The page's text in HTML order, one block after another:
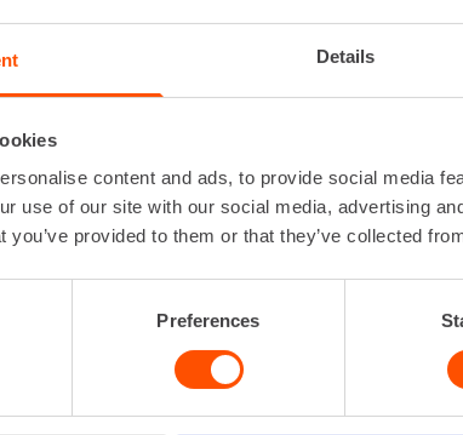
Details
content and ads, to provide social media
use of our site with our social media, advertising
you’ve provided to them or that they’ve collected
Preferences
Korkeus
Leveys
Paino
Lataa lisää